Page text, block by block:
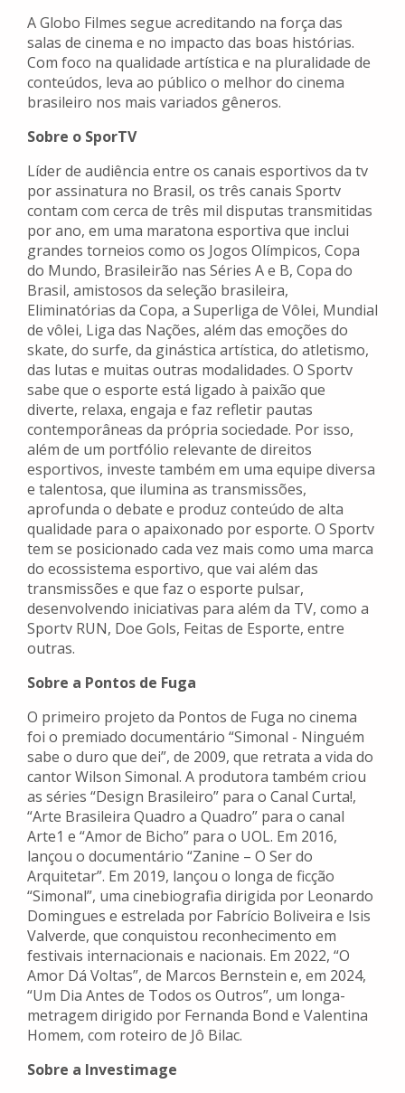
A Globo Filmes segue acreditando na força das
salas de cinema e no impacto das boas histórias.
Com foco na qualidade artística e na pluralidade de
conteúdos, leva ao público o melhor do cinema
brasileiro nos mais variados gêneros.
Sobre o SporTV
Líder de audiência entre os canais esportivos da tv
por assinatura no Brasil, os três canais Sportv
contam com cerca de três mil disputas transmitidas
por ano, em uma maratona esportiva que inclui
grandes torneios como os Jogos Olímpicos, Copa
do Mundo, Brasileirão nas Séries A e B, Copa do
Brasil, amistosos da seleção brasileira,
Eliminatórias da Copa, a Superliga de Vôlei, Mundial
de vôlei, Liga das Nações, além das emoções do
skate, do surfe, da ginástica artística, do atletismo,
das lutas e muitas outras modalidades. O Sportv
sabe que o esporte está ligado à paixão que
diverte, relaxa, engaja e faz refletir pautas
contemporâneas da própria sociedade. Por isso,
além de um portfólio relevante de direitos
esportivos, investe também em uma equipe diversa
e talentosa, que ilumina as transmissões,
aprofunda o debate e produz conteúdo de alta
qualidade para o apaixonado por esporte. O Sportv
tem se posicionado cada vez mais como uma marca
do ecossistema esportivo, que vai além das
transmissões e que faz o esporte pulsar,
desenvolvendo iniciativas para além da TV, como a
Sportv RUN, Doe Gols, Feitas de Esporte, entre
outras.
Sobre a Pontos de Fuga
O primeiro projeto da Pontos de Fuga no cinema
foi o premiado documentário “Simonal - Ninguém
sabe o duro que dei”, de 2009, que retrata a vida do
cantor Wilson Simonal. A produtora também criou
as séries “Design Brasileiro” para o Canal Curta!,
“Arte Brasileira Quadro a Quadro” para o canal
Arte1 e “Amor de Bicho” para o UOL. Em 2016,
lançou o documentário “Zanine – O Ser do
Arquitetar”. Em 2019, lançou o longa de ficção
“Simonal”, uma cinebiografia dirigida por Leonardo
Domingues e estrelada por Fabrício Boliveira e Isis
Valverde, que conquistou reconhecimento em
festivais internacionais e nacionais. Em 2022, “O
Amor Dá Voltas”, de Marcos Bernstein e, em 2024,
“Um Dia Antes de Todos os Outros”, um longa-
metragem dirigido por Fernanda Bond e Valentina
Homem, com roteiro de Jô Bilac.
Sobre a Investimage